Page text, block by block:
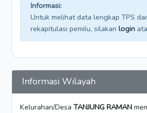
Informasi:
Untuk melihat data lengkap TPS
rekapitulasi pemilu, silakan login
Informasi Wilayah
Kelurahan/Desa TANJUNG RAMAN